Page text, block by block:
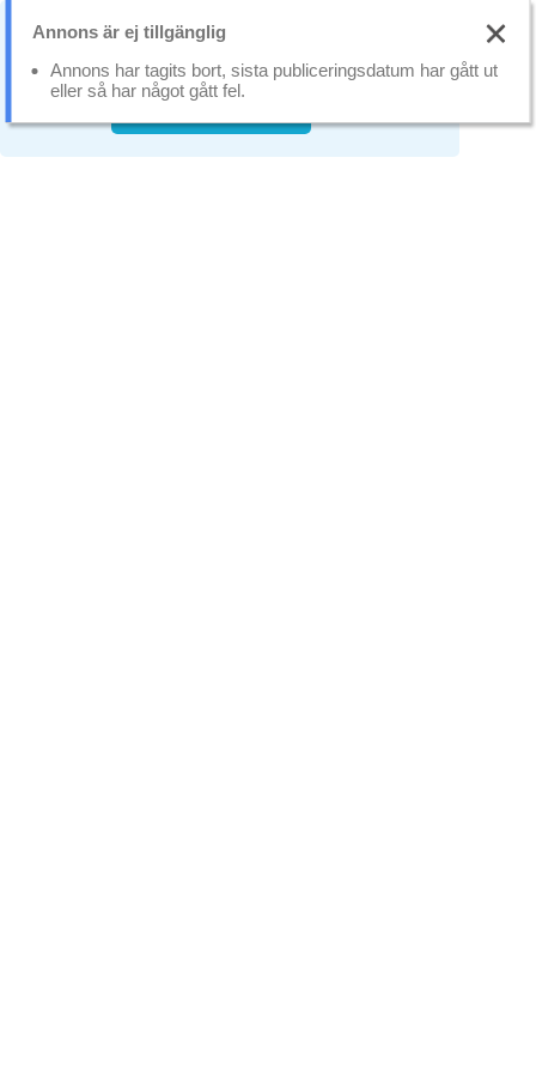
Vi använder oss av cookies som gör att
webbplatsen fungerar bättre.
Läs mer
Annons är ej tillgänglig
Annons har tagits bort, sista publiceringsdatum har gått ut
eller så har något gått fel.